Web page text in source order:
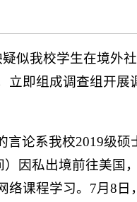
似我校学生在境外
立即组成调查组开
言论系我校2019级
）因私出境前往美国
络课程学习。7月8